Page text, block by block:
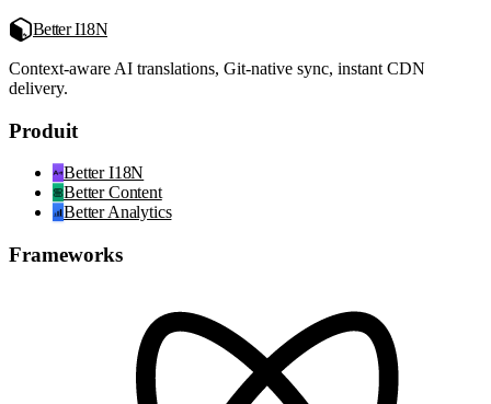
Better I18N
Context-aware AI translations, Git-native sync, instant CDN
delivery.
Produit
Better I18N
Better Content
Better Analytics
Frameworks